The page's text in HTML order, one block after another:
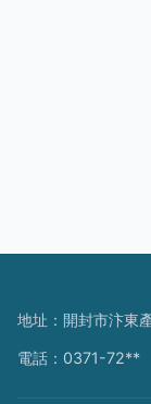
地址：開封市汴東
電話：0371-72**